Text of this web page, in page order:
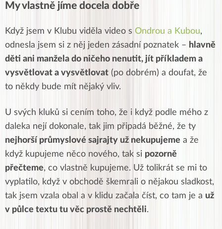
My vlastně jíme docela dobře
Když jsem v Klubu viděla video s Ondrou a Kubou,
odnesla jsem si z něj jeden zásadní poznatek – hlavně
děti ani manžela do ničeho nenutit, jít příkladem a
vysvětlovat a vysvětlovat (po dobrém) a doufat, že
to někdy bude mít nějaký vliv.
U svých kluků si cením toho, že i když podle mého z
daleka nejí dokonale, tak jim připadá běžné, že ty
nejhorší průmyslové sajrajty už nekupujeme a že
když kupujeme něco nového, tak si pozorně
přečteme, co vlastně kupujeme. Už tolikrát se mi to
vyplatilo, když v obchodě škemrali o nějakou sladkost,
tak jsem vzala obal a v klidu začala číst, co tam je a už
v půlce textu tu věc prostě nechtěli.